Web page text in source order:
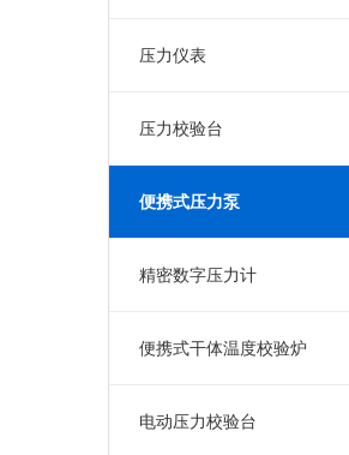
压力仪表
压力校验台
便携式压力泵
精密数字压力计
便携式干体温度校验炉
电动压力校验台